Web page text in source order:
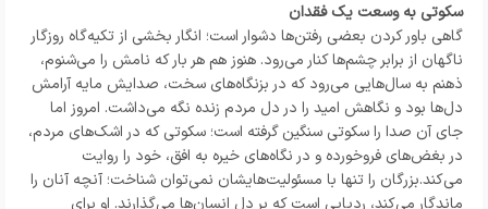
سکوتی به وسعت یک فقدان
گاهی باور کردن بعضی رفتن‌ها دشوار است؛ انگار بخشی از تکیه‌گاه روزگار
ناگهان از برابر چشم‌ها کنار می‌رود. هنوز هم هر بار که نامش را می‌شنوم،
ذهنم به سال‌هایی می‌رود که در بزنگاه‌های سخت، صدایش مایه آرامش
دل‌ها بود و نگاهش امید را در دل مردم زنده نگه می‌داشت. امروز اما
جای آن صدا را سکوتی سنگین گرفته است؛ سکوتی که در اشک‌های مردم،
در بغض‌های فروخورده و در نگاه‌های خیره به افق، خود را روایت
می‌کند.بزرگان را تنها با مسئولیت‌هایشان نمی‌توان شناخت؛ آنچه آنان را
ماندگار می‌کند، ردپایی است که بر دل انسان‌ها می‌گذارند. او برای